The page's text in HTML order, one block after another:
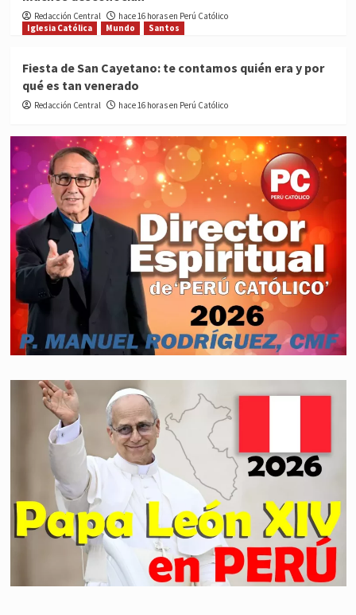
Redacción Central
hace 16 horas en Perú Católico
Iglesia Católica
Mundo Santos
Fiesta de San Cayetano: te contamos quién era y por
qué es tan venerado
Redacción Central hace 16 horas en Perú Católico